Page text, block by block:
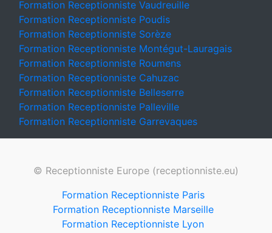
Formation Receptionniste Vaudreuille
Formation Receptionniste Poudis
Formation Receptionniste Sorèze
Formation Receptionniste Montégut-Lauragais
Formation Receptionniste Roumens
Formation Receptionniste Cahuzac
Formation Receptionniste Belleserre
Formation Receptionniste Palleville
Formation Receptionniste Garrevaques
© Receptionniste Europe (receptionniste.eu)
Formation Receptionniste Paris
Formation Receptionniste Marseille
Formation Receptionniste Lyon